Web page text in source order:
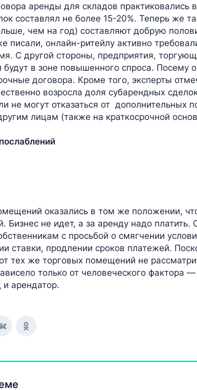
аренды для складов практиковались
составлял не более 15-20%. Теперь же
чем на год) составляют добрую
писали, онлайн-ритейлу активно
С другой стороны, предприятия,
будут в зоне повышенного спроса. Посему
договора. Кроме того, эксперты
возросла доля субарендных
не могут отказаться от дополнительных
лицам (также на краткосрочной
оказались в том же положении,
Бизнес не идет, а за аренду надо платить.
с просьбой о смягчении
ставки, продлении сроков платежей.
тех же торговых помещений не
только от человеческого фактора
арендатор.